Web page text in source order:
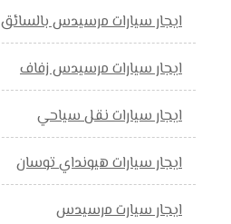
ايجار سيارات مرسيدس بالسائق
ايجار سيارات مرسيدس زفاف
ايجار سيارات نقل سياحي
ايجار سيارات هيونداي توسان
ايجار سيارت مرسيدس